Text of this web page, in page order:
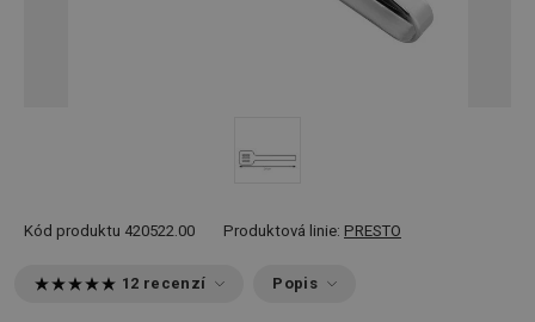
Kód produktu 420522.00 Produktová linie: PRESTO
12 recenzí Popis